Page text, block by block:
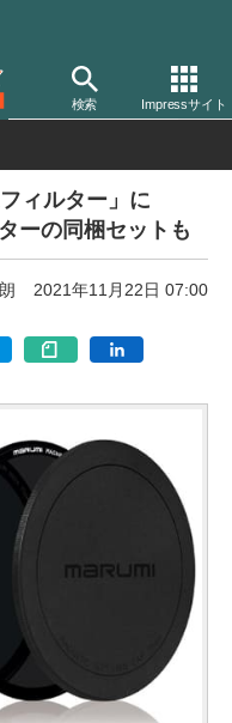
検索 Impressサイト
ター マルミ光機
ィルター」に
ーの同梱セットも
2021年11月22日 07:00